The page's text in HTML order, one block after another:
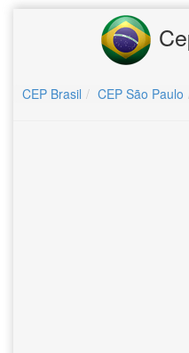
CEP Brasil CEP São Paulo